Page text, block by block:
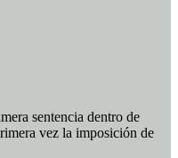
sentencia dentro de
vez la imposición de